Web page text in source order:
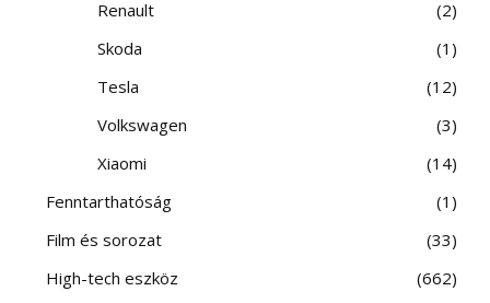
Renault
2
Skoda
1
Tesla
12
Volkswagen
3
Xiaomi
14
Fenntarthatóság
1
Film és sorozat
33
High-tech eszköz
662